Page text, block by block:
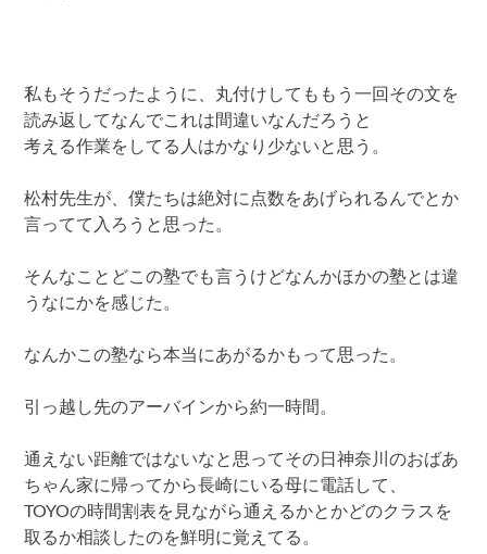
私もそうだったように、丸付けしてももう一回その文を
読み返してなんでこれは間違いなんだろうと
考える作業をしてる人はかなり少ないと思う。
松村先生が、僕たちは絶対に点数をあげられるんでとか
言ってて入ろうと思った。
そんなことどこの塾でも言うけどなんかほかの塾とは違
うなにかを感じた。
なんかこの塾なら本当にあがるかもって思った。
引っ越し先のアーバインから約一時間。
通えない距離ではないなと思ってその日神奈川のおばあ
ちゃん家に帰ってから長崎にいる母に電話して、
TOYOの時間割表を見ながら通えるかとかどのクラスを
取るか相談したのを鮮明に覚えてる。